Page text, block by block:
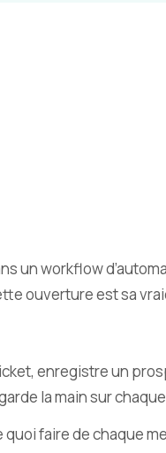
un workflow
ouverture est sa
enregistre un
la main sur
faire de chaque